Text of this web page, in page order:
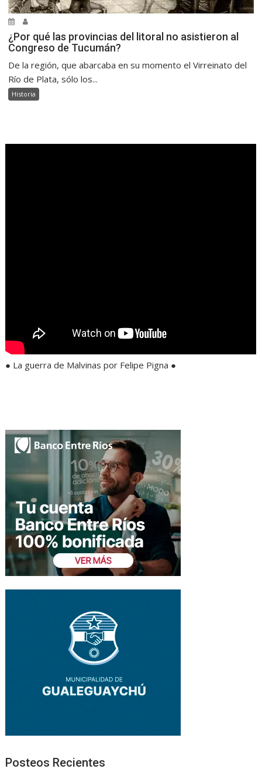
¿Por qué las provincias del litoral no asistieron al
Congreso de Tucumán?
De la región, que abarcaba en su momento el Virreinato del
Río de Plata, sólo los...
Historia
● La guerra de Malvinas por Felipe Pigna ●
Posteos Recientes